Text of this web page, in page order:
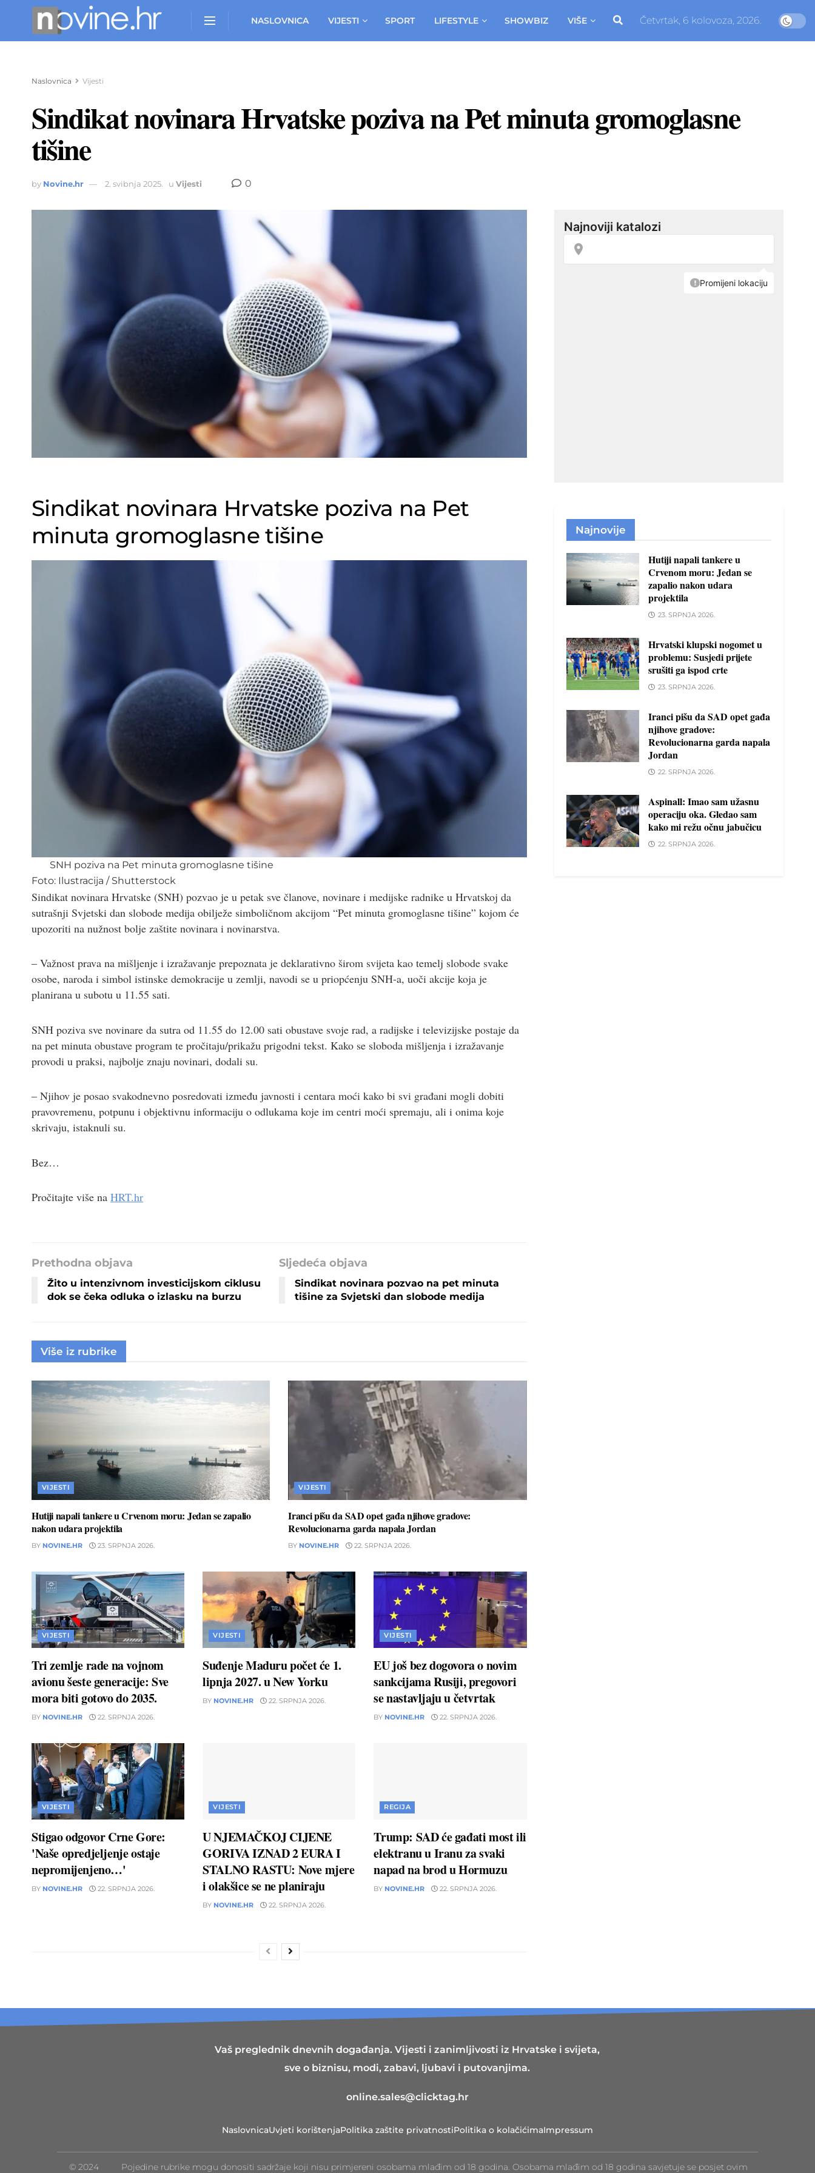
NASLOVNICA VIJESTI SPORT LIFESTYLE SHOWBIZ VIŠE Četvrtak, 6 kolovoza, 2026.
Naslovnica Vijesti
Sindikat novinara Hrvatske poziva na Pet minuta gromoglasne
tišine
by Novine.hr 2. svibnja 2025. u Vijesti 0
Sindikat novinara Hrvatske poziva na Pet
minuta gromoglasne tišine
SNH poziva na Pet minuta gromoglasne tišine
Foto: Ilustracija / Shutterstock
Sindikat novinara Hrvatske (SNH) pozvao je u petak sve članove, novinare i medijske radnike u Hrvatskoj da
sutrašnji Svjetski dan slobode medija obilježe simboličnom akcijom “Pet minuta gromoglasne tišine” kojom će
upozoriti na nužnost bolje zaštite novinara i novinarstva.
– Važnost prava na mišljenje i izražavanje prepoznata je deklarativno širom svijeta kao temelj slobode svake
osobe, naroda i simbol istinske demokracije u zemlji, navodi se u priopćenju SNH-a, uoči akcije koja je
planirana u subotu u 11.55 sati.
SNH poziva sve novinare da sutra od 11.55 do 12.00 sati obustave svoje rad, a radijske i televizijske postaje da
na pet minuta obustave program te pročitaju/prikažu prigodni tekst. Kako se sloboda mišljenja i izražavanje
provodi u praksi, najbolje znaju novinari, dodali su.
– Njihov je posao svakodnevno posredovati između javnosti i centara moći kako bi svi građani mogli dobiti
pravovremenu, potpunu i objektivnu informaciju o odlukama koje im centri moći spremaju, ali i onima koje
skrivaju, istaknuli su.
Bez…
Pročitajte više na HRT.hr
Prethodna objava
Žito u intenzivnom investicijskom ciklusu
dok se čeka odluka o izlasku na burzu
Sljedeća objava
Sindikat novinara pozvao na pet minuta
tišine za Svjetski dan slobode medija
Više iz rubrike
VIJESTI
Hutiji napali tankere u Crvenom moru: Jedan se zapalio
nakon udara projektila
BY NOVINE.HR 23. SRPNJA 2026.
VIJESTI
Iranci pišu da SAD opet gađa njihove gradove:
Revolucionarna garda napala Jordan
BY NOVINE.HR 22. SRPNJA 2026.
VIJESTI
Tri zemlje rade na vojnom
avionu šeste generacije: Sve
mora biti gotovo do 2035.
BY NOVINE.HR 22. SRPNJA 2026.
VIJESTI
Suđenje Maduru počet će 1.
lipnja 2027. u New Yorku
BY NOVINE.HR 22. SRPNJA 2026.
VIJESTI
EU još bez dogovora o novim
sankcijama Rusiji, pregovori
se nastavljaju u četvrtak
BY NOVINE.HR 22. SRPNJA 2026.
VIJESTI
Stigao odgovor Crne Gore:
'Naše opredjeljenje ostaje
nepromijenjeno…'
BY NOVINE.HR 22. SRPNJA 2026.
VIJESTI
U NJEMAČKOJ CIJENE
GORIVA IZNAD 2 EURA I
STALNO RASTU: Nove mjere
i olakšice se ne planiraju
BY NOVINE.HR 22. SRPNJA 2026.
REGIJA
Trump: SAD će gađati most ili
elektranu u Iranu za svaki
napad na brod u Hormuzu
BY NOVINE.HR 22. SRPNJA 2026.
Najnovije
Hutiji napali tankere u
Crvenom moru: Jedan se
zapalio nakon udara
projektila
23. SRPNJA 2026.
Hrvatski klupski nogomet u
problemu: Susjedi prijete
srušiti ga ispod crte
23. SRPNJA 2026.
Iranci pišu da SAD opet gađa
njihove gradove:
Revolucionarna garda napala
Jordan
22. SRPNJA 2026.
Aspinall: Imao sam užasnu
operaciju oka. Gledao sam
kako mi režu očnu jabučicu
22. SRPNJA 2026.
Vaš preglednik dnevnih događanja. Vijesti i zanimljivosti iz Hrvatske i svijeta,
sve o biznisu, modi, zabavi, ljubavi i putovanjima.
online.sales@clicktag.hr
NaslovnicaUvjeti korištenjaPolitika zaštite privatnostiPolitika o kolačićimaImpressum
© 2024 Pojedine rubrike mogu donositi sadržaje koji nisu primjereni osobama mlađim od 18 godina. Osobama mlađim od 18 godina savjetuje se posjet ovim